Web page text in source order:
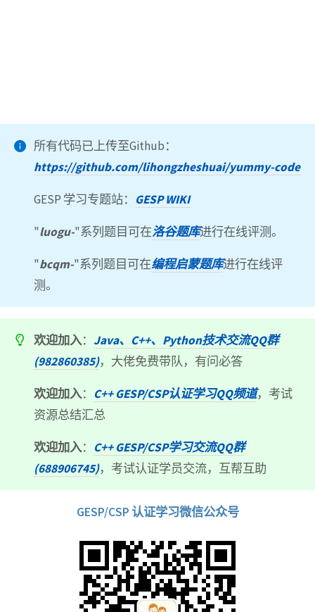
所有代码已上传至Github：
https://github.com/lihongzheshuai/yummy-code
GESP 学习专题站： GESP WIKI
"luogu-"系列题目可在洛谷题库进行在线评测。
"bcqm-"系列题目可在编程启蒙题库进行在线评
测。
欢迎加入： Java、C++、Python技术交流QQ群
(982860385)，大佬免费带队，有问必答
欢迎加入： C++ GESP/CSP认证学习QQ频道，考试
资源总结汇总
欢迎加入： C++ GESP/CSP学习交流QQ群
(688906745)，考试认证学员交流，互帮互助
GESP/CSP 认证学习微信公众号